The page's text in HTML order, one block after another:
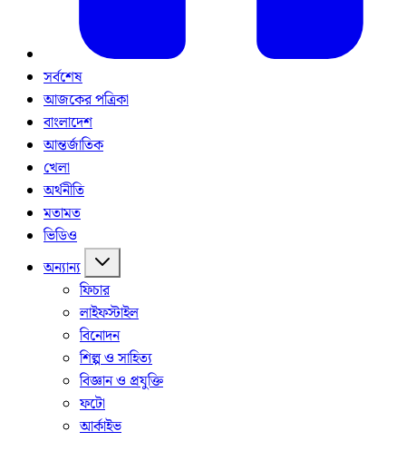
সর্বশেষ
আজকের পত্রিকা
বাংলাদেশ
আন্তর্জাতিক
খেলা
অর্থনীতি
মতামত
ভিডিও
অন্যান্য
ফিচার
লাইফস্টাইল
বিনোদন
শিল্প ও সাহিত্য
বিজ্ঞান ও প্রযুক্তি
ফটো
আর্কাইভ